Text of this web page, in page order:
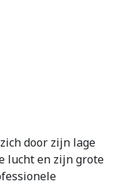
door zijn lage
lucht en zijn grote